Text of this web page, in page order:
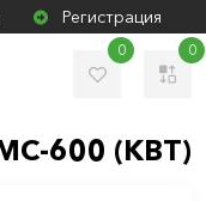
Регистрация
0 0
600 (КВТ)